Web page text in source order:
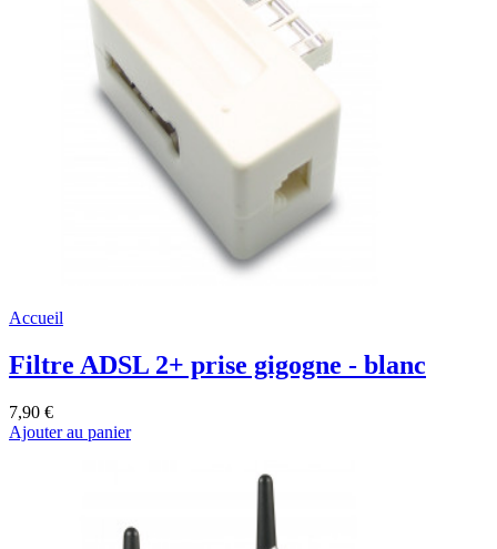
Accueil
Filtre ADSL 2+ prise gigogne - blanc
7,90 €
Ajouter au panier